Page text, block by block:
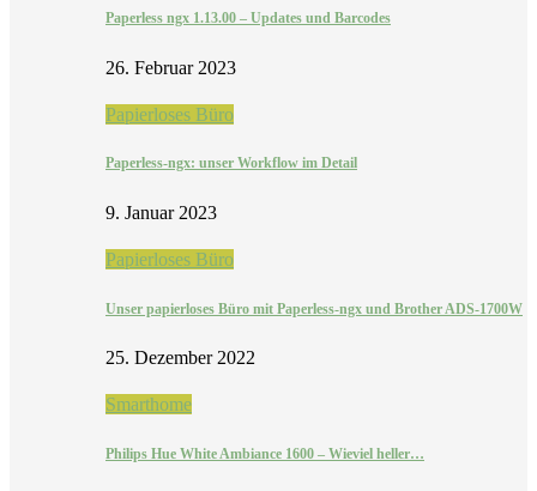
Paperless ngx 1.13.00 – Updates und Barcodes
26. Februar 2023
Papierloses Büro
Paperless-ngx: unser Workflow im Detail
9. Januar 2023
Papierloses Büro
Unser papierloses Büro mit Paperless-ngx und Brother ADS-1700W
25. Dezember 2022
Smarthome
Philips Hue White Ambiance 1600 – Wieviel heller…